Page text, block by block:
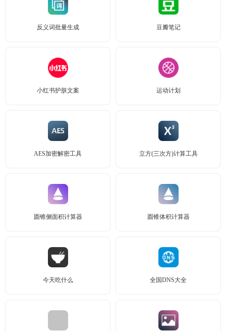
反义词批量生成 豆瓣笔记
小红书护肤文案 运动计划
AES加密解密工具 立方(三次方)计算工具
圆锥侧面积计算器 圆锥体积计算器
今天吃什么 全国DNS大全